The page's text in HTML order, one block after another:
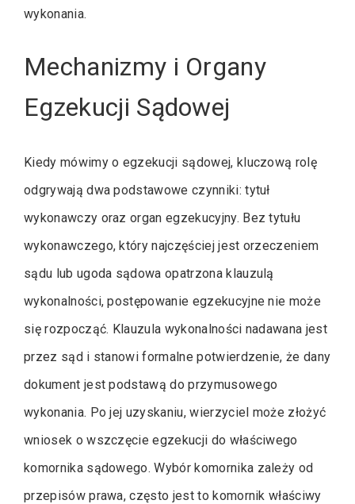
wykonania.
Mechanizmy i Organy
Egzekucji Sądowej
Kiedy mówimy o egzekucji sądowej, kluczową rolę
odgrywają dwa podstawowe czynniki: tytuł
wykonawczy oraz organ egzekucyjny. Bez tytułu
wykonawczego, który najczęściej jest orzeczeniem
sądu lub ugoda sądowa opatrzona klauzulą
wykonalności, postępowanie egzekucyjne nie może
się rozpocząć. Klauzula wykonalności nadawana jest
przez sąd i stanowi formalne potwierdzenie, że dany
dokument jest podstawą do przymusowego
wykonania. Po jej uzyskaniu, wierzyciel może złożyć
wniosek o wszczęcie egzekucji do właściwego
komornika sądowego. Wybór komornika zależy od
przepisów prawa, często jest to komornik właściwy